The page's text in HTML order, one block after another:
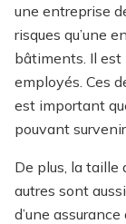
une entreprise
risques qu’une
bâtiments. Il
employés. Ces
est important
pouvant
De plus, la taille
autres sont
d’une